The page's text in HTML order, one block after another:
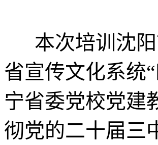
本次培训沈阳
省宣传文化系统
宁省委党校党建
彻党的二十届三